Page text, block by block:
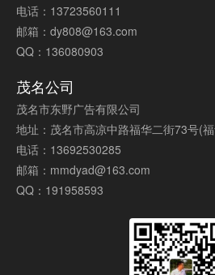
电话：13723560111
邮箱：dy808@163.com
QQ：136080903
茂名公司
茂名市东野广告有限公司
地址：茂名市高凉中路福华二街73号(
电话：13692530285
邮箱：mmdyad@163.com
QQ：191958593